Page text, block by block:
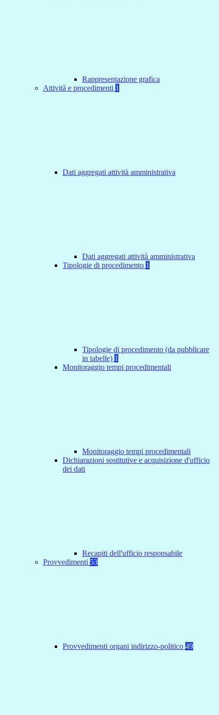
Rappresentazione grafica
Attività e procedimenti 1
Dati aggregati attività amministrativa
Dati aggregati attività amministrativa
Tipologie di procedimento 1
Tipologie di procedimento (da pubblicare
in tabelle) 1
Monitoraggio tempi procedimentali
Monitoraggio tempi procedimentali
Dichiarazioni sostitutive e acquisizione d'ufficio
dei dati
Recapiti dell'ufficio responsabile
Provvedimenti 53
Provvedimenti organi indirizzo-politico 49